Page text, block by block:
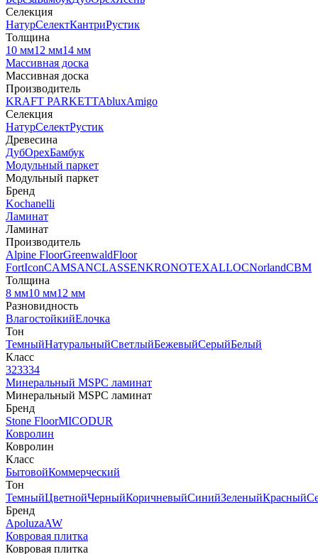
Селекция
НатурСелектКантриРустик
Толщина
10 мм12 мм14 мм
Массивная доска
Массивная доска
Производитель
KRAFT PARKETTAbluxAmigo
Селекция
НатурСелектРустик
Древесина
ДубОрехБамбук
Модульный паркет
Модульный паркет
Бренд
Kochanelli
Ламинат
Ламинат
Производитель
Alpine FloorGreenwaldFloor
FortIconCAMSANCLASSENKRONOTEXALLOCNorlandCBM
Толщина
8 мм10 мм12 мм
Разновидность
ВлагостойкийЕлочка
Тон
ТемныйНатуральныйСветлыйБежевыйСерыйБелый
Класс
323334
Минеральный MSPC ламинат
Минеральный MSPC ламинат
Бренд
Stone FloorMICODUR
Ковролин
Ковролин
Класс
БытовойКоммерческий
Тон
ТемныйЦветнойЧерныйКоричневыйСинийЗеленыйКрасный
Бренд
ApoluzaAW
Ковровая плитка
Ковровая плитка